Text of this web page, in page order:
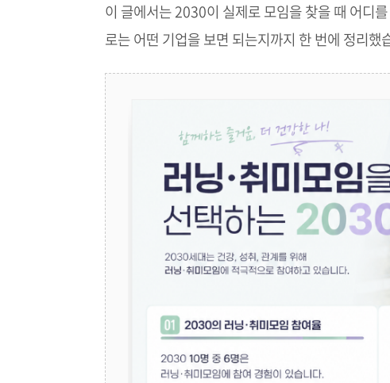
이 글에서는 2030이 실제로 모임을 찾을 때 어디
로는 어떤 기업을 보면 되는지까지 한 번에 정리했